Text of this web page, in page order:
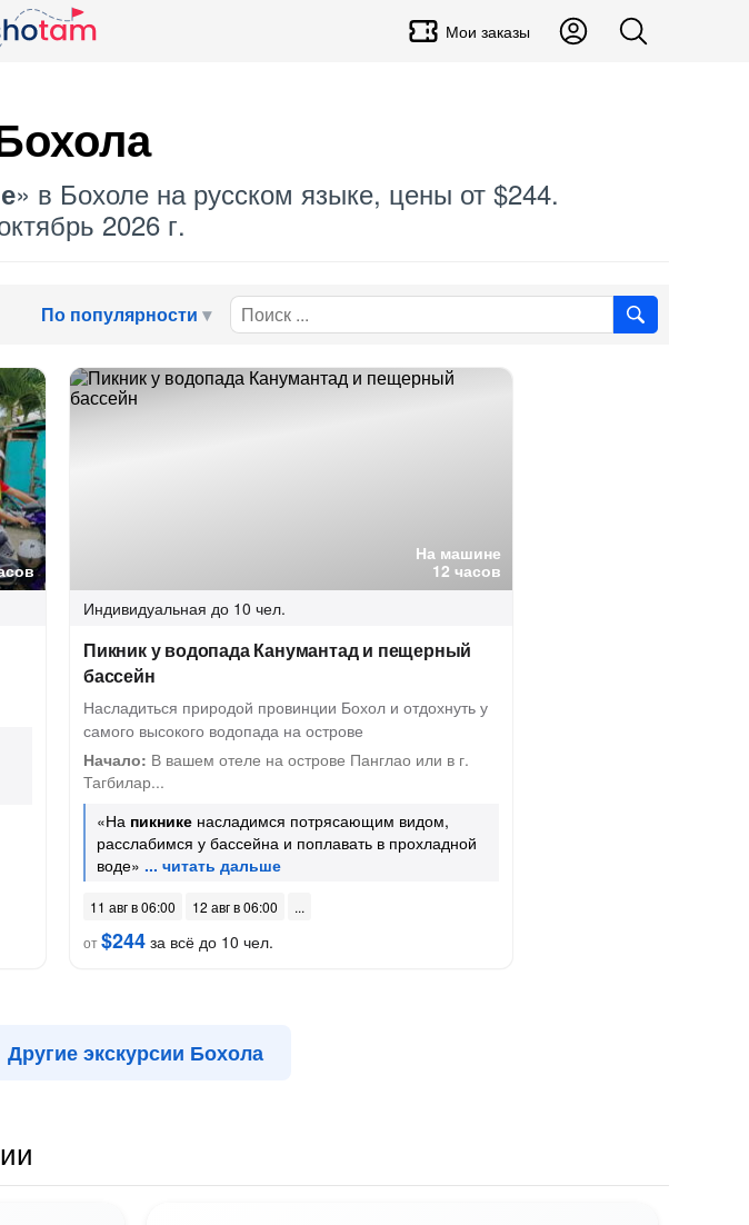
Мои заказы
» в Бохоле на русском языке, цены от $244.
2026 г.
По популярности
На машине
12 часов
Индивидуальная до 10 чел.
Пикник у водопада Канумантад и пещерный
бассейн
Насладиться природой провинции Бохол и отдохнуть у
самого высокого водопада на острове
Начало: В вашем отеле на острове Панглао или в г.
Тагбилар...
«На пикнике насладимся потрясающим видом,
расслабимся у бассейна и поплавать в прохладной
воде»
11 авг в 06:00
12 авг в 06:00
от$244 за всё до 10 чел.
Другие экскурсии Бохола